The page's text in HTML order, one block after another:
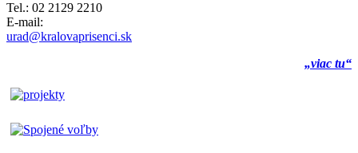
Tel.: 02 2129 2210
E-mail:
urad@kralovaprisenci.sk
„viac tu“